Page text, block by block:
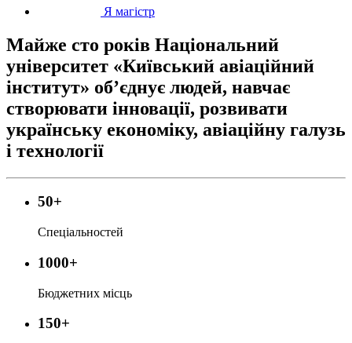
Я магістр
Майже сто років Національний
університет «Київський авіаційний
інститут» об’єднує людей, навчає
створювати інновації, розвивати
українську економіку, авіаційну галузь
і технології
50+
Спеціальностей
1000+
Бюджетних місць
150+